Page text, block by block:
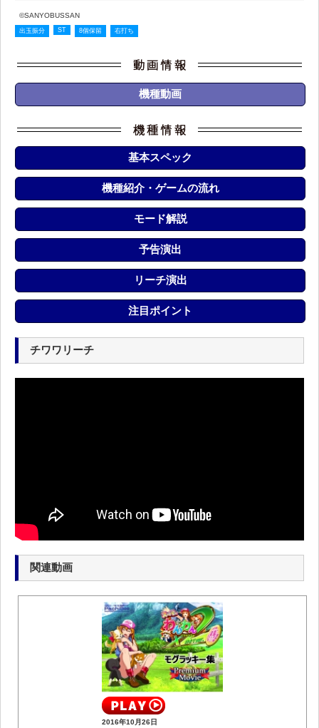
©SANYOBUSSAN
出玉振分 ST 8個保留 右打ち
機種動画
基本スペック
機種紹介・ゲームの流れ
モード解説
予告演出
リーチ演出
注目ポイント
チワワリーチ
関連動画
2016年10月26日